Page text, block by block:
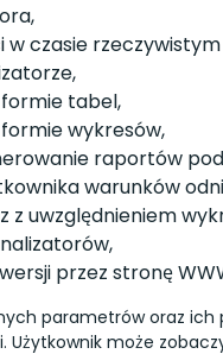
czasie
tabel,
wykresów,
raportów
warunków
z uwzględnieniem
przez stronę
parametrów oraz
może